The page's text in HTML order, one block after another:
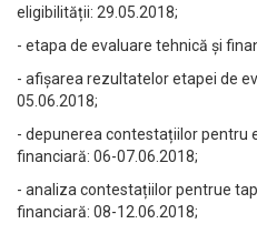
eligibilității: 29.05.2018;
- etapa de evaluare tehnică și
- afișarea rezultatelor etapei de
05.06.2018;
- depunerea contestațiilor pentru
financiară: 06-07.06.2018;
- analiza contestațiilor pentrue
financiară: 08-12.06.2018;